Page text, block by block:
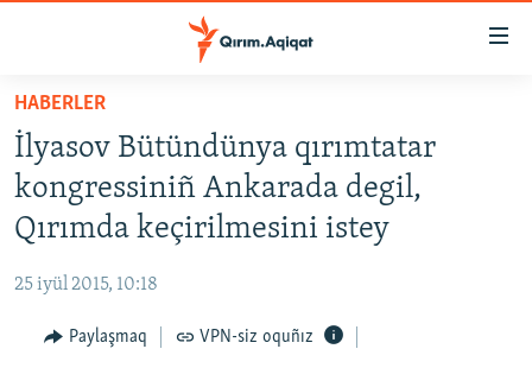
Esas
mündericege
qaytmaq
Baş
navigatsiyağa
qaytmaq
Qıdıruvğa
qaytmaq
HABERLER
SİYASET
İQTİSADİYAT
MEDENİYET
İNSAN AQLARI
HABERLER
İlyasov Bütündünya qırımtatar
kongressiniñ Ankarada degil,
Qırımda keçirilmesini istey
25 iyül 2015, 10:18
Paylaşmaq VPN-siz oquñız